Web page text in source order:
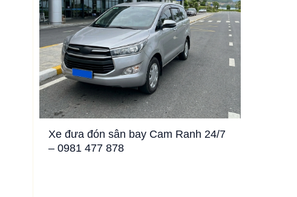
Xe đưa đón sân bay Cam Ranh 24/7
– 0981 477 878